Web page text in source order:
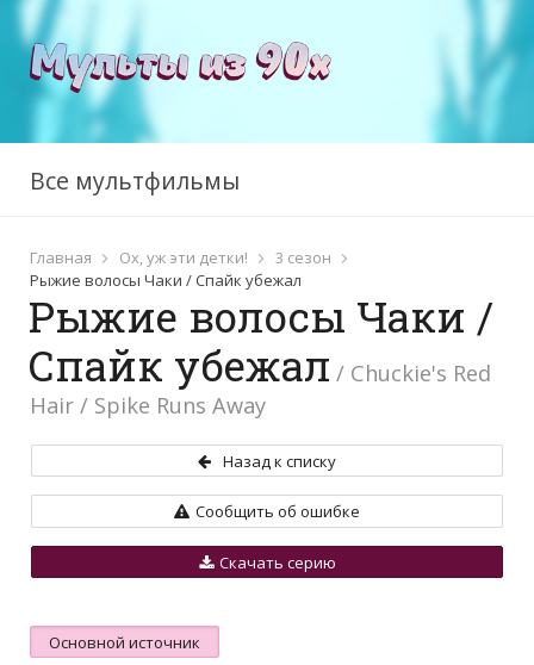
Все мультфильмы
Главная Ох, уж эти детки!
3 сезон
Рыжие волосы Чаки / Спайк убежал
Рыжие волосы Чаки /
Спайк убежал / Chuckie's Red
Hair / Spike Runs Away
Назад к списку
Сообщить об ошибке
Скачать серию
Основной источник